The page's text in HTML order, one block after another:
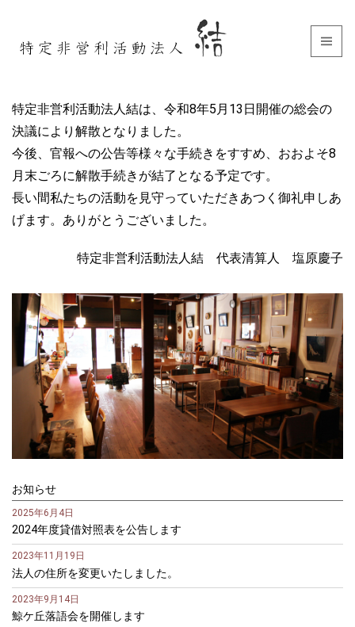
特定非営利活動法人結は、令和8年5月13日開催の総会の
決議により解散となりました。
今後、官報への公告等様々な手続きをすすめ、おおよそ8
月末ごろに解散手続きが結了となる予定です。
長い間私たちの活動を見守っていただきあつく御礼申しあ
げます。ありがとうございました。
特定非営利活動法人結 代表清算人 塩原慶子
お知らせ
2025年6月4日
2024年度貸借対照表を公告します
2023年11月19日
法人の住所を変更いたしました。
2023年9月14日
鯨ケ丘落語会を開催します